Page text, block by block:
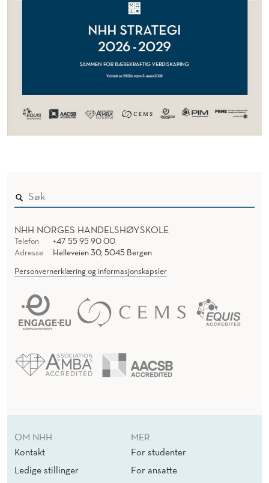
NHH NORGES HANDELSHØYSKOLE
Telefon
+47 55 95 90 00
Adresse
Helleveien 30, 5045 Bergen
Personvernerklæring og informasjonskapsler
OM NHH
Kontakt
Ledige stillinger
MER
For studenter
For ansatte